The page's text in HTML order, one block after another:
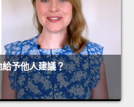
予他人建議？